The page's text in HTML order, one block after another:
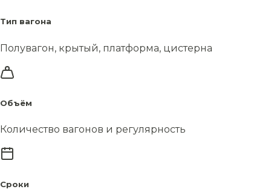
Тип вагона
Полувагон, крытый, платформа, цистерна
Объём
Количество вагонов и регулярность
Сроки